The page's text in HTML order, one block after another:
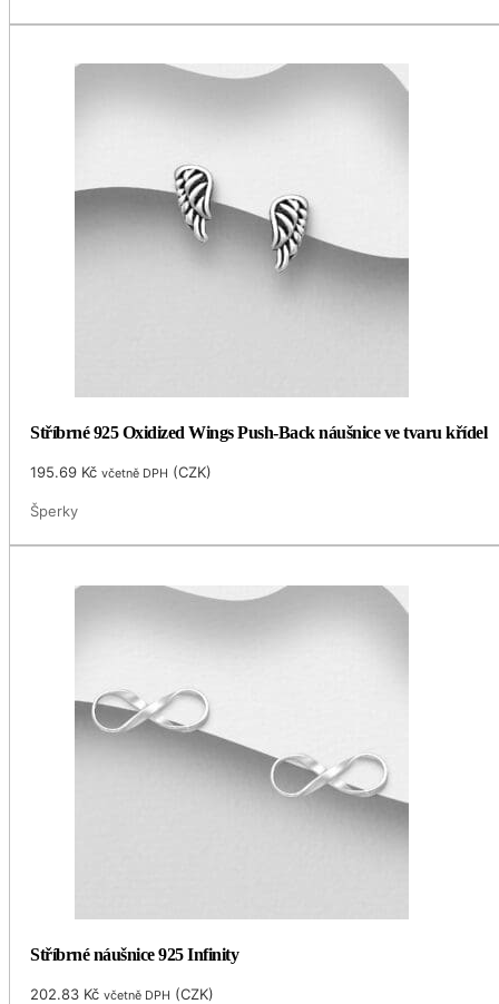
Stříbrné 925 Oxidized Wings Push-Back náušnice ve tvaru křídel
195.69 Kč včetně DPH (CZK)
Šperky
Stříbrné náušnice 925 Infinity
202.83 Kč včetně DPH (CZK)